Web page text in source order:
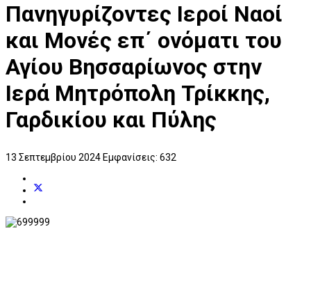
Πανηγυρίζοντες Ιεροί Ναοί
και Μονές επ΄ ονόματι του
Αγίου Βησσαρίωνος στην
Ιερά Μητρόπολη Τρίκκης,
Γαρδικίου και Πύλης
13 Σεπτεμβρίου 2024 Εμφανίσεις: 632